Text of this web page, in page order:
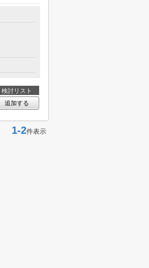
検討リスト
追加する
1-2件表示